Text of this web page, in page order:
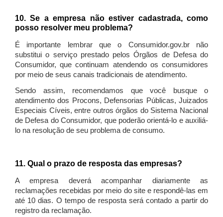
10. Se a empresa não estiver cadastrada, como
posso resolver meu problema?
É importante lembrar que o Consumidor.gov.br não
substitui o serviço prestado pelos Órgãos de Defesa do
Consumidor, que continuam atendendo os consumidores
por meio de seus canais tradicionais de atendimento.
Sendo assim, recomendamos que você busque o
atendimento dos Procons, Defensorias Públicas, Juizados
Especiais Cíveis, entre outros órgãos do Sistema Nacional
de Defesa do Consumidor, que poderão orientá-lo e auxiliá-
lo na resolução de seu problema de consumo.
11. Qual o prazo de resposta das empresas?
A empresa deverá acompanhar diariamente as
reclamações recebidas por meio do site e respondê-las em
até 10 dias. O tempo de resposta será contado a partir do
registro da reclamação.